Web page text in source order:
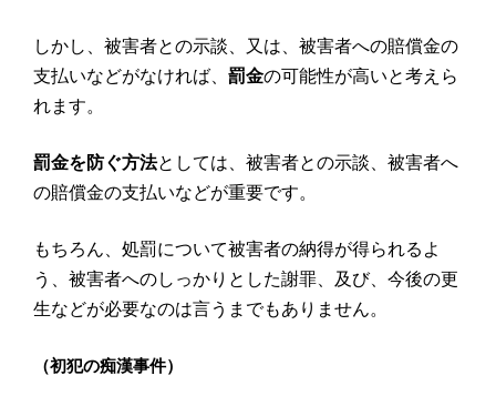
しかし、被害者との示談、又は、被害者への賠償金の
支払いなどがなければ、 罰金の可能性が高いと考えら
れます。
罰金を防ぐ方法としては、被害者との示談、被害者へ
の賠償金の支払いなどが重要です。
もちろん、処罰について被害者の納得が得られるよ
う、被害者へのしっかりとした謝罪、及び、今後の更
生などが必要なのは言うまでもありません。
（初犯の痴漢事件）